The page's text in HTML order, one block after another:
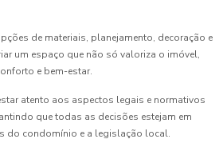
de materiais, planejamento, decoração e
um espaço que não só valoriza o imóvel,
e bem-estar.
atento aos aspectos legais e normativos
que todas as decisões estejam em
do condomínio e a legislação local.